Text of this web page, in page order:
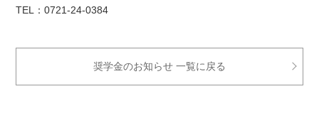
TEL：0721-24-0384
奨学金のお知らせ 一覧に戻る